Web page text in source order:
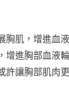
胸肌，增進血
增進胸部血液
許讓胸部肌肉